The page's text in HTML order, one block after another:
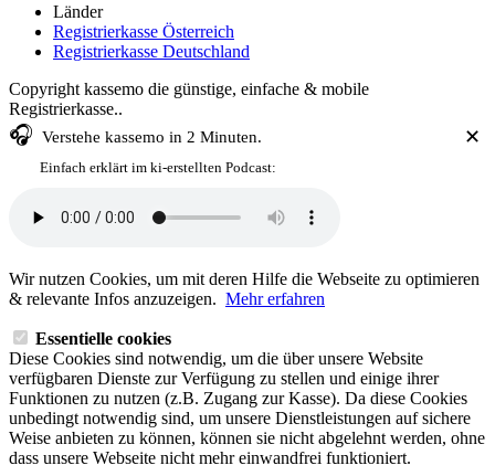
Länder
Registrierkasse Österreich
Registrierkasse Deutschland
Copyright kassemo die günstige, einfache & mobile
Registrierkasse..
✕
🎧 Verstehe kassemo in 2 Minuten.
Einfach erklärt im ki-erstellten Podcast:
Wir nutzen Cookies, um mit deren Hilfe die Webseite zu optimieren
& relevante Infos anzuzeigen. Mehr erfahren
Essentielle cookies
Diese Cookies sind notwendig, um die über unsere Website
verfügbaren Dienste zur Verfügung zu stellen und einige ihrer
Funktionen zu nutzen (z.B. Zugang zur Kasse). Da diese Cookies
unbedingt notwendig sind, um unsere Dienstleistungen auf sichere
Weise anbieten zu können, können sie nicht abgelehnt werden, ohne
dass unsere Webseite nicht mehr einwandfrei funktioniert.